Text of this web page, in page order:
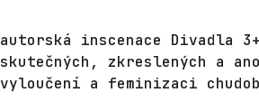
autorská inscenace Divadla
skutečných, zkreslených a
vyloučení a feminizaci